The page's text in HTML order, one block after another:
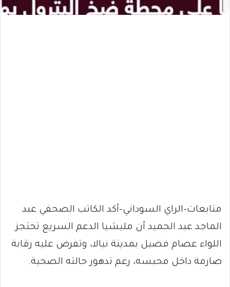
متابعات-الراي السوداني-أكد الكاتب الصحفي عبد
الماجد عبد الحميد أن مليشيا الدعم السريع تحتجز
اللواء عصام فضيل بمدينة نيالا، وتفرض عليه رقابة
صارمة داخل محبسه، رغم تدهور حالته الصحية.